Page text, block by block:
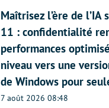
Maîtrisez l’ère de l’IA
11 : confidentialité
performances
niveau vers une
de Windows pour
7 août 2026 08:48